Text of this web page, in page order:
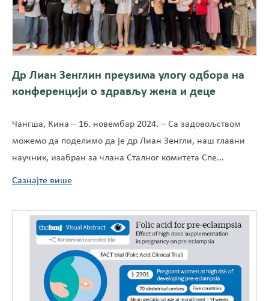
Др Лиан Зенглин преузима улогу одбора на
конференцији о здрављу жена и деце
Чангша, Кина – 16. новембар 2024. – Са задовољством
можемо да поделимо да је др Лиан Зенгли, наш главни
научник, изабран за члана Сталног комитета Спе...
Сазнајте више